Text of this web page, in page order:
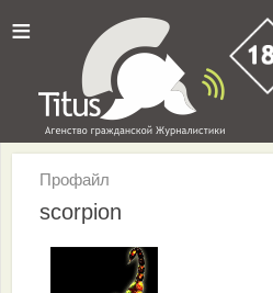
≡
Профайл
scorpion